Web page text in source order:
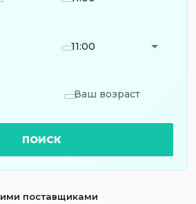
11:00
Ваш возраст
ПОИСК
поставщиками